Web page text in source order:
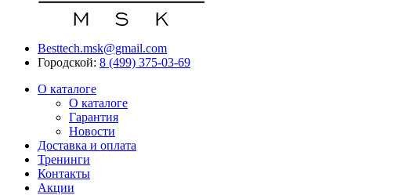
Besttech.msk@gmail.com
Городской: 8 (499) 375-03-69
О каталоге
О каталоге
Гарантия
Новости
Доставка и оплата
Тренинги
Контакты
Акции